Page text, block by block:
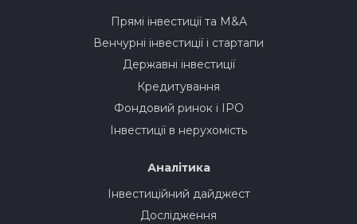
Прямі інвестиції та M&A
Венчурні інвестиції і стартапи
Державні інвестиції
Кредитування
Фондовий ринок і IPO
Інвестиції в нерухомість
Аналітика
Інвестиційний дайджест
Дослідження